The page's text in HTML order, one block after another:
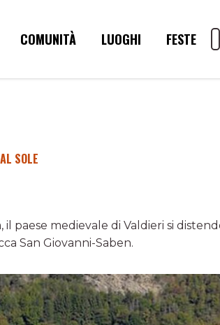
COMUNITÀ LUOGHI FESTE
SOLE
paese medievale di Valdieri si
San Giovanni-Saben.